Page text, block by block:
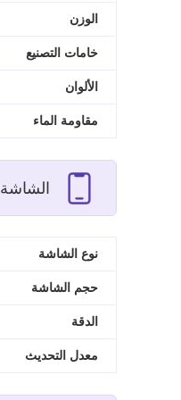
الوزن
خامات التصنيع
الألوان
مقاومة الماء
الشاشة
نوع الشاشة
حجم الشاشة
الدقة
معدل التحديث